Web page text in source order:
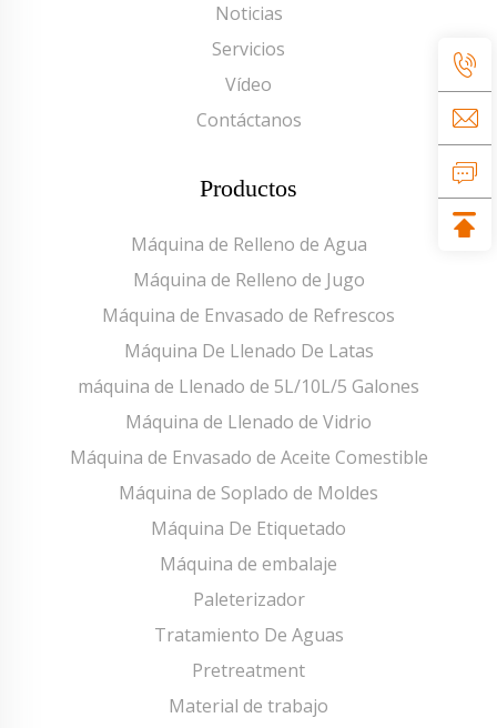
Noticias
Servicios
Vídeo
Contáctanos
Productos
Máquina de Relleno de Agua
Máquina de Relleno de Jugo
Máquina de Envasado de Refrescos
Máquina De Llenado De Latas
máquina de Llenado de 5L/10L/5 Galones
Máquina de Llenado de Vidrio
Máquina de Envasado de Aceite Comestible
Máquina de Soplado de Moldes
Máquina De Etiquetado
Máquina de embalaje
Paleterizador
Tratamiento De Aguas
Pretreatment
Material de trabajo